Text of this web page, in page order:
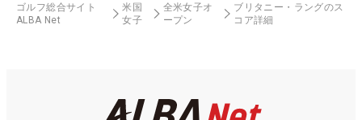
ゴルフ総合サイト
ALBA Net
米国
女子
全米女子オ
ープン
ブリタニー・ラングのス
コア詳細